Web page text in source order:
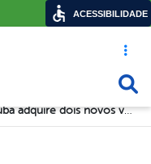
Acesso
Prefeitura de Itacuruba adquire dois novos veículos que reforçam a frota escolar do município
ACESSIBILIDADE